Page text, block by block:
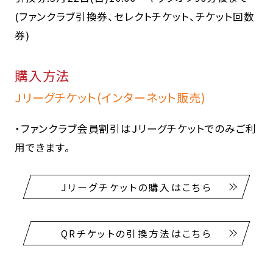
(ファンクラブ引換券、セレクトチケット、チケット回数
券)
購入方法
Jリーグチケット(インターネット販売)
・ファンクラブ会員割引はJリーグチケットでのみご利
用できます。
Jリーグチケットの購入はこちら
QRチケットの引換方法はこちら